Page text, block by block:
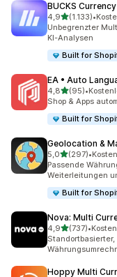
BUCKS
4,9von 5 Sternen
(1.133)
1133 •
Unbegrenzter
KI-Analysen
Built for
EA • Auto
4,8von 5 Sternen
(95)
95 Rezensionen
•
Shop & Apps
Built for
Geolocation &
5,0von 5 Sternen
(297)
297 Rezensionen
•
Passende
Weiterleitungen
Built for
Nova: Multi
4,9von 5 Sternen
(737)
737 Rezensionen
•
Hoppy Multi